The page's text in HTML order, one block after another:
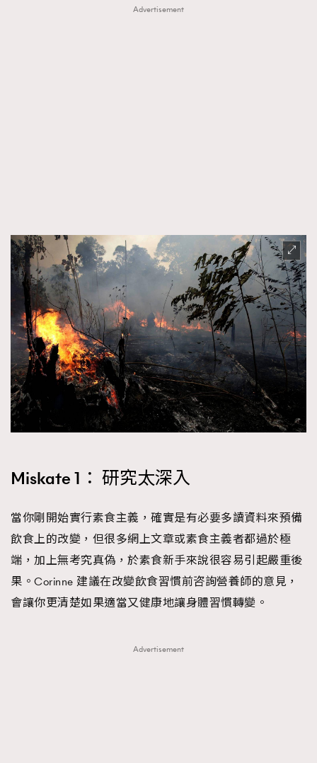
時尚熱話 537
本人已詳閱並同意遵守本文列明條款及細則。 請瀏覽
nmg.com.hk/privacy) 閱讀本公司的私隱政策聲明。
本人願意接收新傳媒集團的最新消息及其他宣傳資訊，本人同意
新傳媒集團使用本人的個人資料於任何推廣用途。
About us Collaboration Opportunity Disclaimer
Privacy
New Media Group | Madame Figaro editions: France | Greece
Japan Portugal | Spain
Advertisement
Miskate 1： 研究太深入
當你剛開始實行素食主義，確實是有必要多讀資料來預備
飲食上的改變，但很多網上文章或素食主義者都過於極
端，加上無考究真偽，於素食新手來說很容易引起嚴重後
果。Corinne 建議在改變飲食習慣前咨詢營養師的意見，
會讓你更清楚如果適當又健康地讓身體習慣轉變。
Advertisement